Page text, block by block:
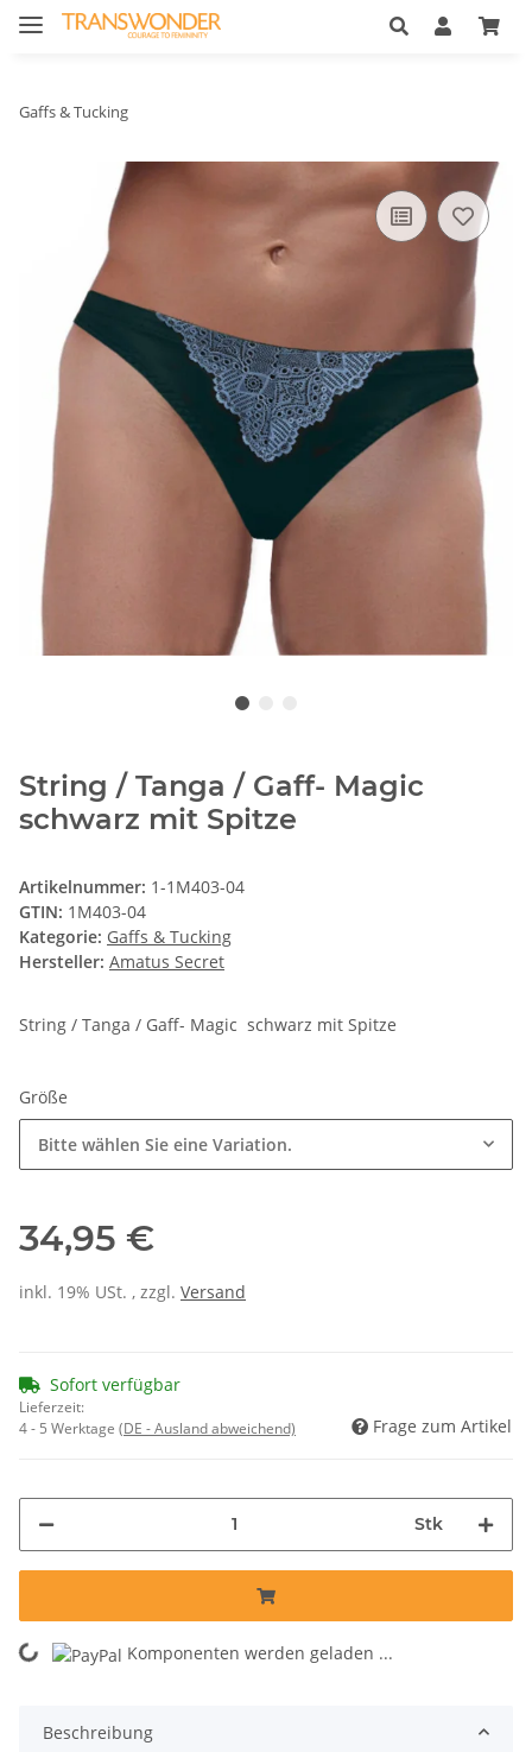
Gaffs & Tucking
String / Tanga / Gaff- Magic
schwarz mit Spitze
Artikelnummer: 1-1M403-04
GTIN: 1M403-04
Kategorie: Gaffs & Tucking
Hersteller: Amatus Secret
String / Tanga / Gaff- Magic schwarz mit Spitze
Größe
Bitte wählen Sie eine Variation.
34,95 €
inkl. 19% USt. , zzgl. Versand
Sofort verfügbar
Lieferzeit:
4 - 5 Werktage (DE - Ausland abweichend) Frage zum Artikel
Stk
Komponenten werden geladen ...
Beschreibung